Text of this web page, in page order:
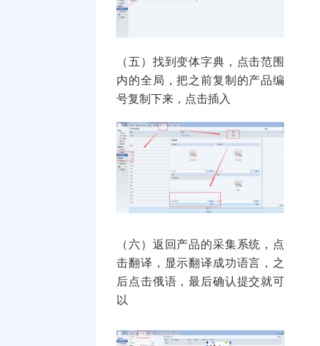
（五）找到变体字典，点击范围
内的全局，把之前复制的产品编
号复制下来，点击插入
（六）返回产品的采集系统，点
击翻译，显示翻译成功语言，之
后点击俄语，最后确认提交就可
以